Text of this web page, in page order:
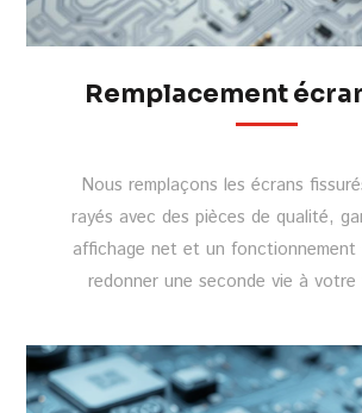
Remplacement
Nous remplaçons les écrans
rayés avec des pièces de qualité,
affichage net et un fonctionnement
redonner une seconde vie à votre